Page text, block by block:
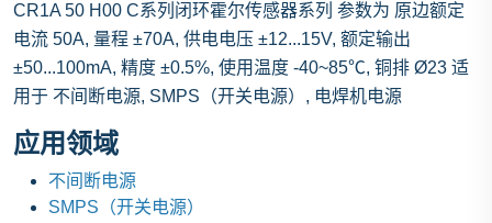
CR1A 50 H00 C系列闭环霍尔传感器系列 参数为 原边额定
电流 50A, 量程 ±70A, 供电电压 ±12...15V, 额定输出
±50...100mA, 精度 ±0.5%, 使用温度 -40~85℃, 铜排 Ø23 适
用于 不间断电源, SMPS（开关电源）, 电焊机电源
应用领域
不间断电源
SMPS（开关电源）